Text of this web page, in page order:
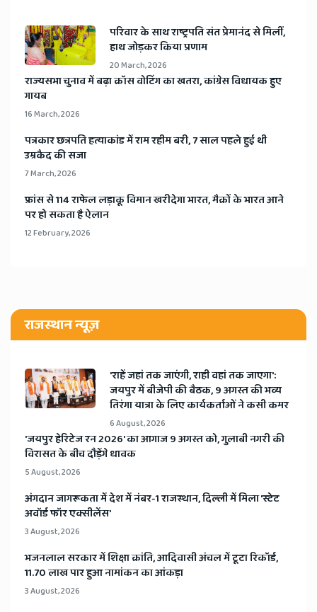
​परिवार के साथ राष्ट्रपति संत प्रेमानंद से मिलीं,
हाथ जोड़कर किया प्रणाम
20 March, 2026
​राज्यसभा चुनाव में बढ़ा क्रॉस वोटिंग का खतरा, कांग्रेस विधायक हुए
गायब
16 March, 2026
​पत्रकार छत्रपति हत्याकांड में राम रहीम बरी, 7 साल पहले हुई थी
उम्रकैद की सजा
7 March, 2026
​फ्रांस से 114 राफेल लड़ाकू विमान खरीदेगा भारत, मैक्रों के भारत आने
पर हो सकता है ऐलान
12 February, 2026
राजस्थान न्यूज़
'राहें जहां तक जाएंगी, राही वहां तक जाएगा':
जयपुर में बीजेपी की बैठक, 9 अगस्त की भव्य
तिरंगा यात्रा के लिए कार्यकर्ताओं ने कसी कमर
6 August, 2026
​'जयपुर हेरिटेज रन 2026' का आगाज 9 अगस्त को, गुलाबी नगरी की
विरासत के बीच दौड़ेंगे धावक
5 August, 2026
अंगदान जागरूकता में देश में नंबर-1 राजस्थान, दिल्ली में मिला 'स्टेट
अवॉर्ड फॉर एक्सीलेंस'
3 August, 2026
भजनलाल सरकार में शिक्षा क्रांति, आदिवासी अंचल में टूटा रिकॉर्ड,
11.70 लाख पार हुआ नामांकन का आंकड़ा
3 August, 2026